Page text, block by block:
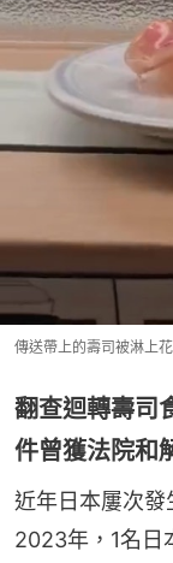
傳送帶上的壽司被淋上
翻查迴轉壽
件曾獲法院和
近年日本屢次
2023年，1名日